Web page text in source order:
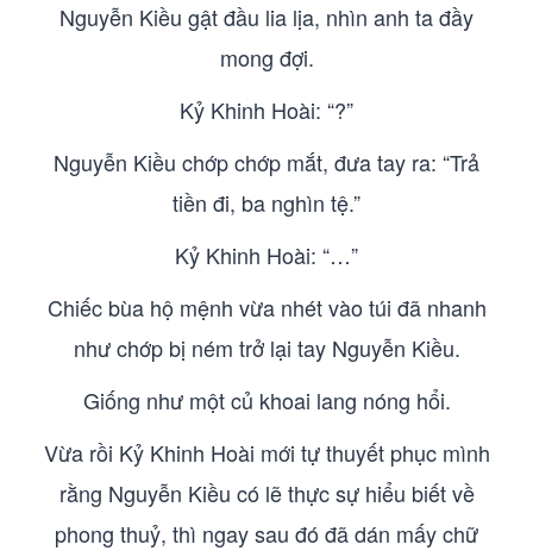
Nguyễn Kiều gật đầu lia lịa, nhìn anh ta đầy
mong đợi.
Kỷ Khinh Hoài: “?”
Nguyễn Kiều chớp chớp mắt, đưa tay ra: “Trả
tiền đi, ba nghìn tệ.”
Kỷ Khinh Hoài: “…”
Chiếc bùa hộ mệnh vừa nhét vào túi đã nhanh
như chớp bị ném trở lại tay Nguyễn Kiều.
Giống như một củ khoai lang nóng hổi.
Vừa rồi Kỷ Khinh Hoài mới tự thuyết phục mình
rằng Nguyễn Kiều có lẽ thực sự hiểu biết về
phong thuỷ, thì ngay sau đó đã dán mấy chữ